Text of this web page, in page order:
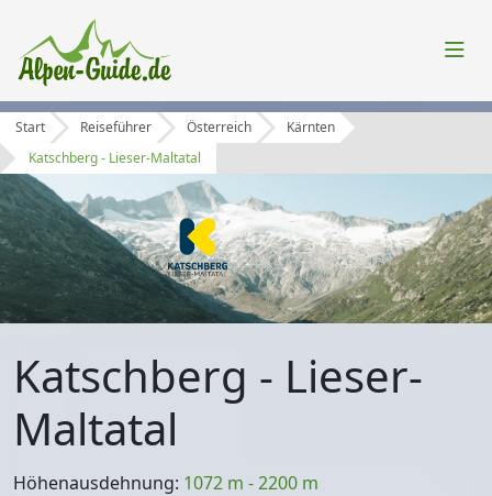
Start Reiseführer Österreich
Kärnten
Katschberg - Lieser-Maltatal
Katschberg - Lieser-
Maltatal
Höhenausdehnung: 1072 m - 2200 m